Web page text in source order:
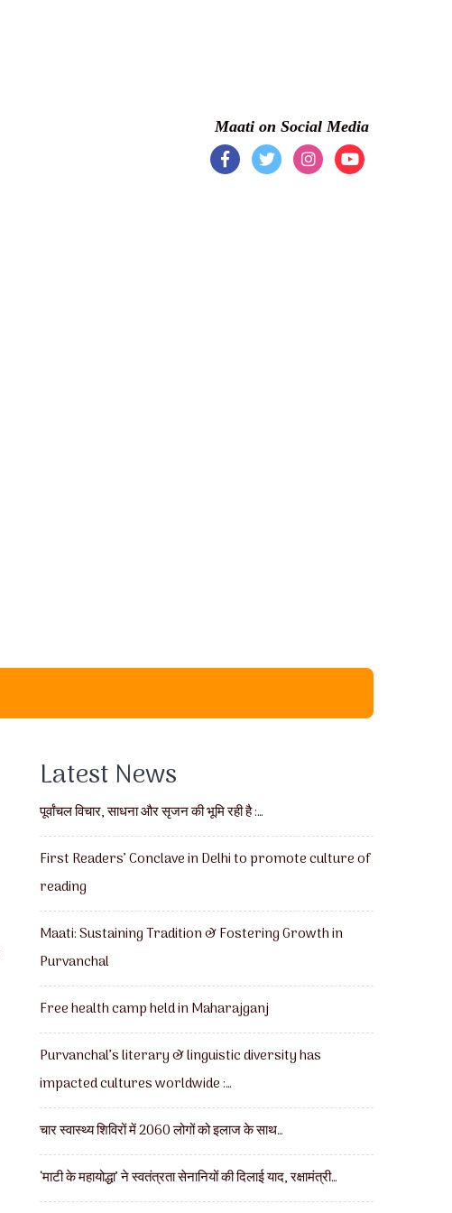
Maati on Social Media
Latest News
पूर्वांचल विचार, साधना और सृजन की भूमि रही है :…
First Readers’ Conclave in Delhi to promote culture of
reading
Maati: Sustaining Tradition & Fostering Growth in
Purvanchal
Free health camp held in Maharajganj
Purvanchal’s literary & linguistic diversity has
impacted cultures worldwide :…
चार स्वास्थ्य शिविरों में 2060 लोगों को इलाज के साथ…
‘माटी के महायोद्धा’ ने स्वतंत्रता सेनानियों की दिलाई याद, रक्षामंत्री…